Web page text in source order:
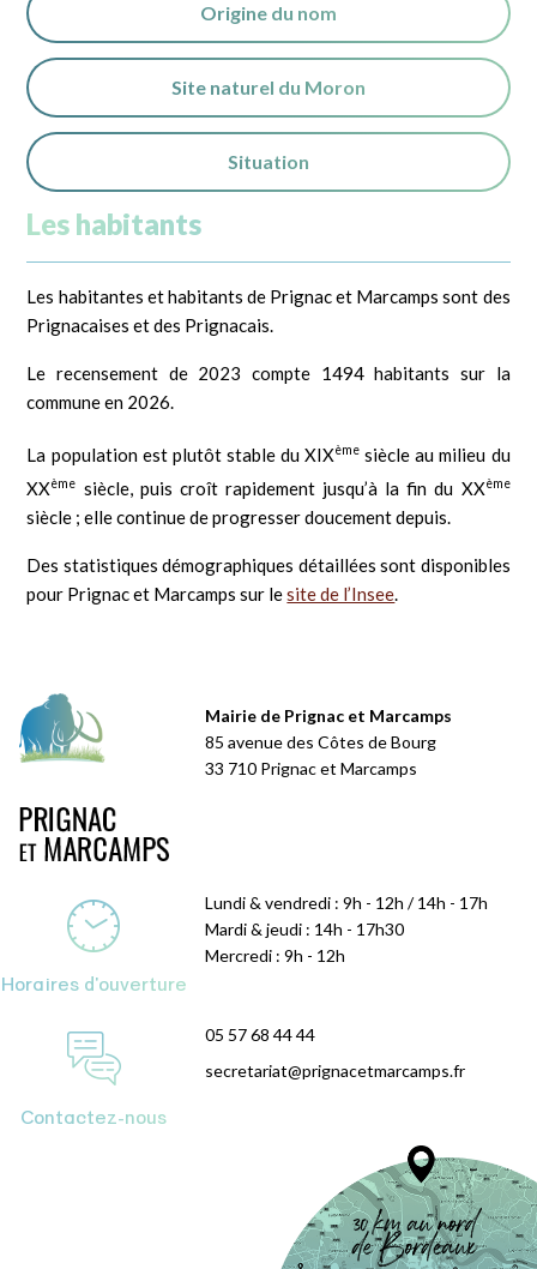
Origine du nom
Site naturel du Moron
Situation
Les habitants
Les habitantes et habitants de Prignac et Marcamps sont des
Prignacaises et des Prignacais.
Le recensement de 2023 compte 1494 habitants sur la
commune en 2026.
La population est plutôt stable du XIXème siècle au milieu du
XXème siècle, puis croît rapidement jusqu’à la fin du XXème
siècle ; elle continue de progresser doucement depuis.
Des statistiques démographiques détaillées sont disponibles
pour Prignac et Marcamps sur lesite de l’Insee.
Mairie de Prignac et Marcamps
85 avenue des Côtes de Bourg
33 710 Prignac et Marcamps
Horaires d'ouverture
Lundi & vendredi : 9h - 12h / 14h - 17h
Mardi & jeudi : 14h - 17h30
Mercredi : 9h - 12h
Contactez-nous
05 57 68 44 44
secretariat@prignacetmarcamps.fr